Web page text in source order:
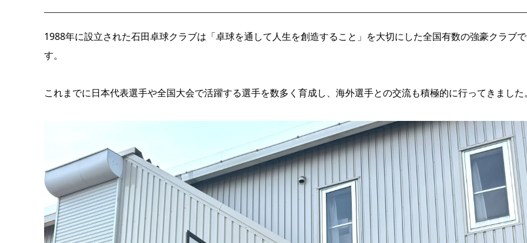
1988年に設立された石田卓球クラブは「卓球を通して人生を創造すること」を大切にした全国有数の強豪クラブで
す。
これまでに日本代表選手や全国大会で活躍する選手を数多く育成し、海外選手との交流も積極的に行ってきました